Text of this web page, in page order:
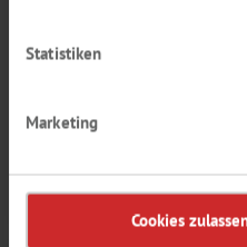
Statistiken
Marketing
Cookies
OPTISCHE